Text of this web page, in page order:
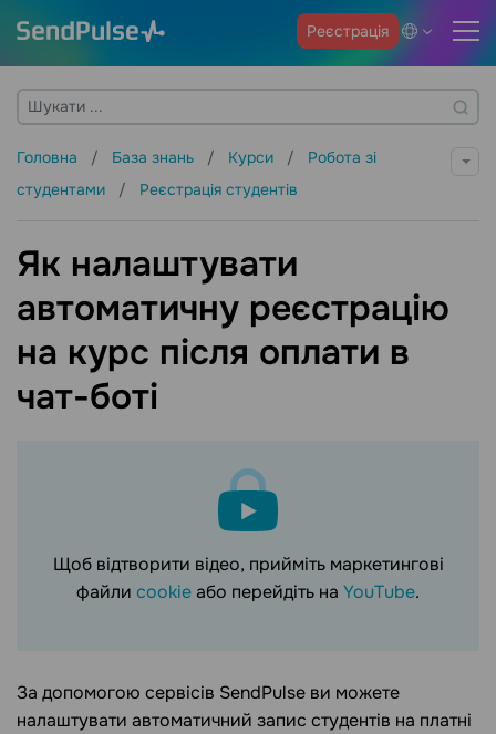
Реєстрація
Головна База знань Курси
Робота зі
студентами
Реєстрація студентів
Як налаштувати
автоматичну реєстрацію
на курс після оплати в
чат-боті
Щоб відтворити відео, прийміть маркетингові
файли cookieабо перейдіть на YouTube.
За допомогою сервісів SendPulse ви можете
налаштувати автоматичний запис студентів на платні